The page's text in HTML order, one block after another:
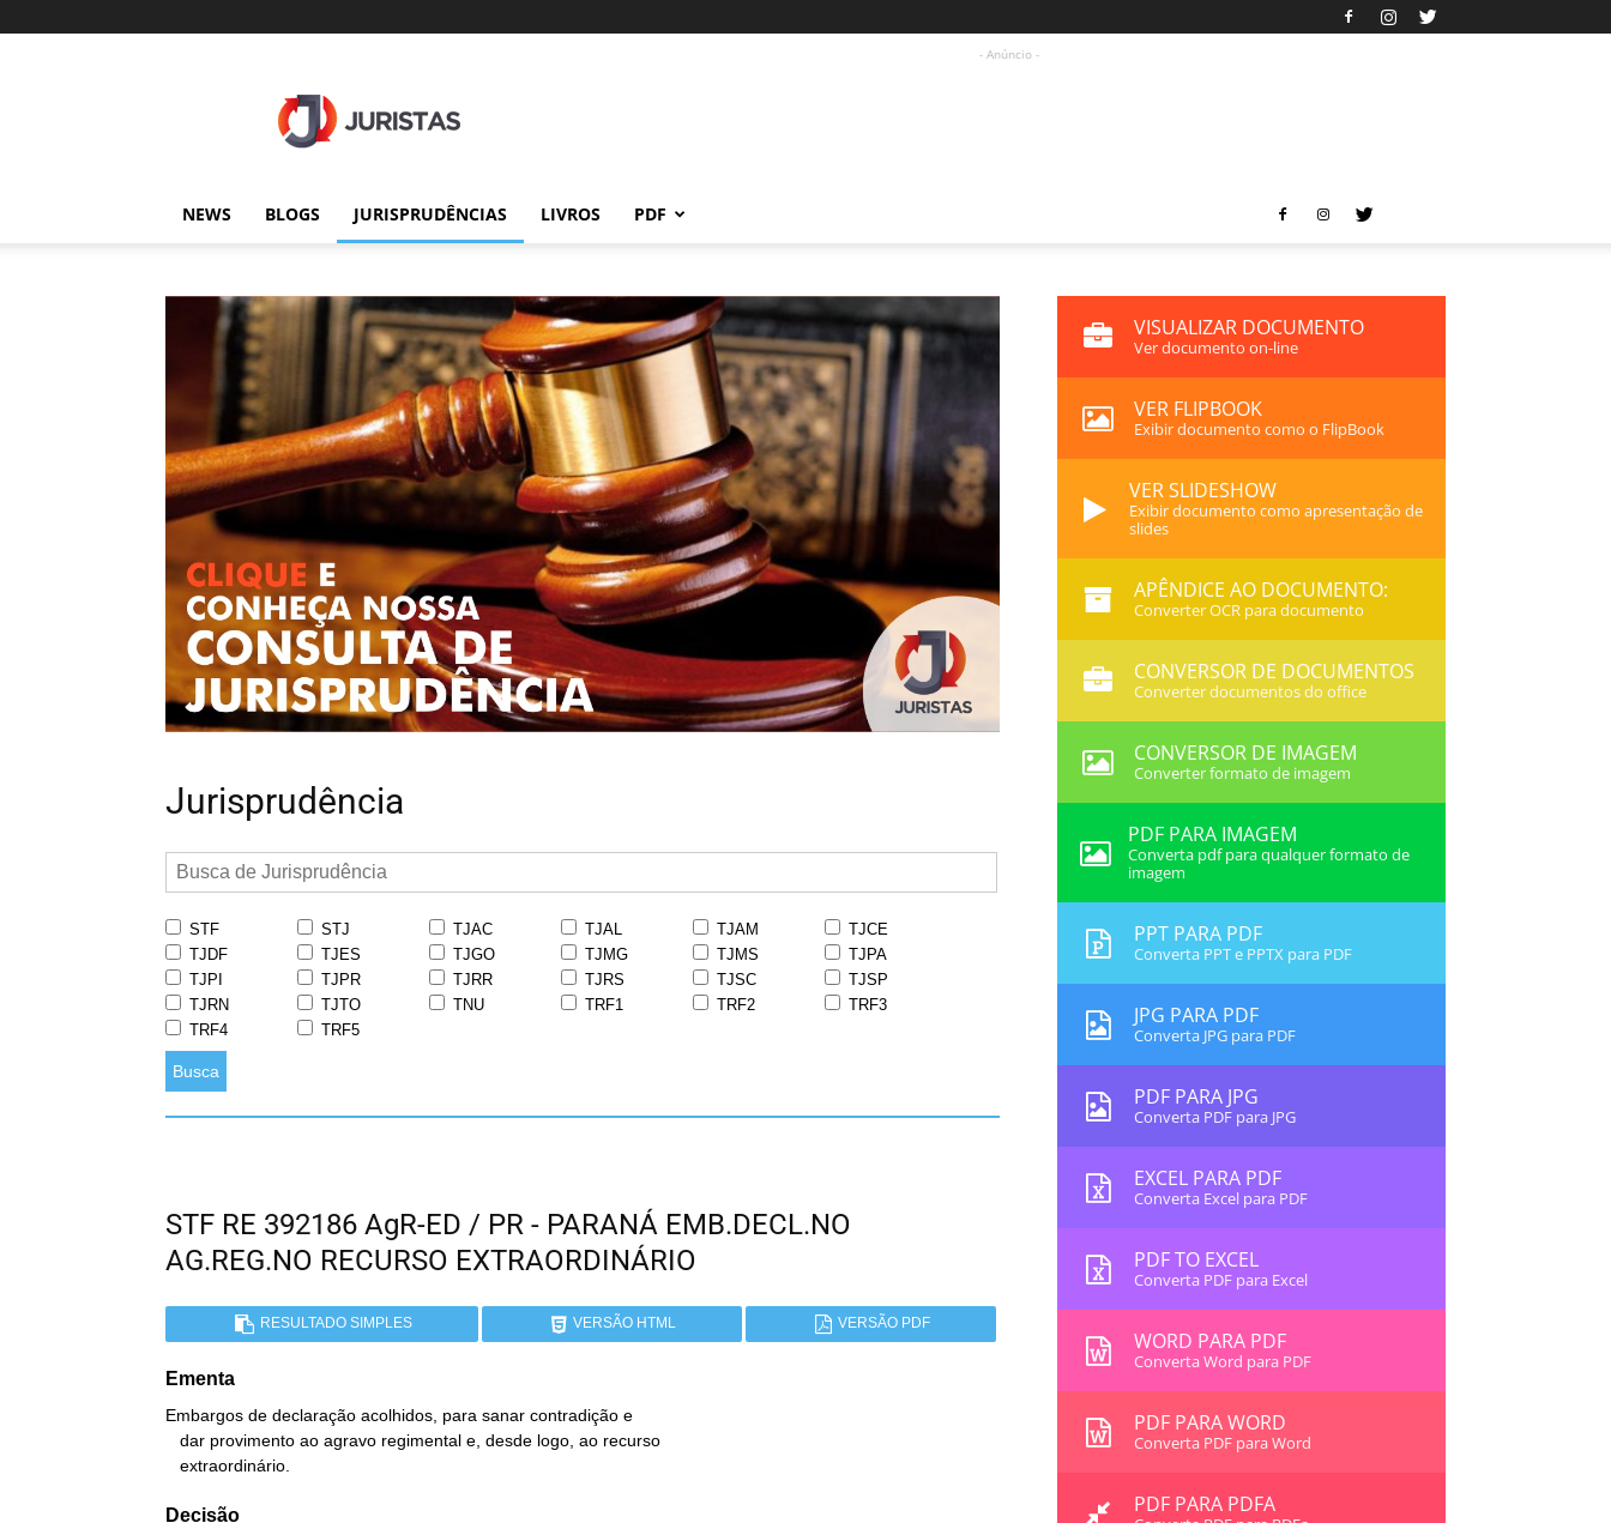
- Anúncio -
NEWS BLOGS JURISPRUDÊNCIAS LIVROS PDF
Jurisprudência
STF STJ TJAC TJAL TJAM
TJCE
TJDF
TJES TJGO TJMG TJMS
TJPA
TJPI
TJPR TJRR TJRS TJSC
TJSP
TJRN
TJTO TNU TRF1 TRF2
TRF3
TRF4
TRF5
Busca
STF RE 392186 AgR-ED / PR - PARANÁ EMB.DECL.NO
AG.REG.NO RECURSO EXTRAORDINÁRIO
RESULTADO SIMPLES VERSÃO HTML VERSÃO PDF
Ementa
Embargos de declaração acolhidos, para sanar contradição e
   extraordinário.
Decisão
VISUALIZAR DOCUMENTO
Ver documento on-line
VER FLIPBOOK
Exibir documento como o FlipBook
VER SLIDESHOW
Exibir documento como apresentação de
slides
APÊNDICE AO DOCUMENTO:
Converter OCR para documento
CONVERSOR DE DOCUMENTOS
Converter documentos do office
CONVERSOR DE IMAGEM
Converter formato de imagem
PDF PARA IMAGEM
Converta pdf para qualquer formato de
imagem
PPT PARA PDF
Converta PPT e PPTX para PDF
JPG PARA PDF
Converta JPG para PDF
PDF PARA JPG
Converta PDF para JPG
EXCEL PARA PDF
Converta Excel para PDF
PDF TO EXCEL
Converta PDF para Excel
WORD PARA PDF
Converta Word para PDF
PDF PARA WORD
Converta PDF para Word
PDF PARA PDFA